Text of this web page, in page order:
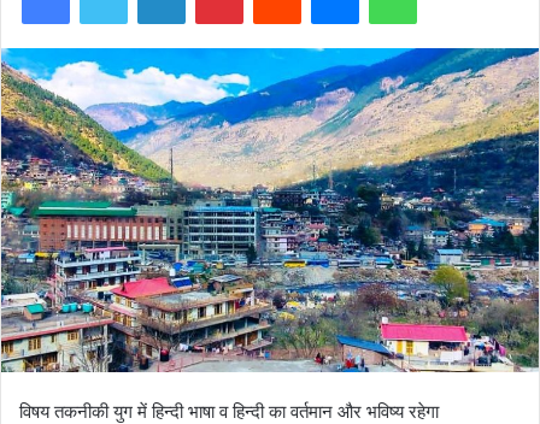
विषय तकनीकी युग में हिन्दी भाषा व हिन्दी का वर्तमान और भविष्य रहेगा